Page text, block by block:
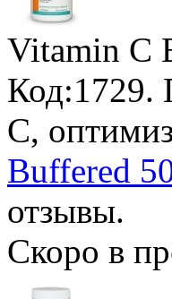
Vitamin C
Код:1729.
С,
Buffered
отзывы.
Скоро в